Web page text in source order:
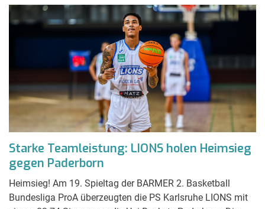
Starke Teamleistung: LIONS holen Heimsieg
gegen Paderborn
Heimsieg! Am 19. Spieltag der BARMER 2. Basketball
Bundesliga ProA überzeugten die PS Karlsruhe LIONS mit